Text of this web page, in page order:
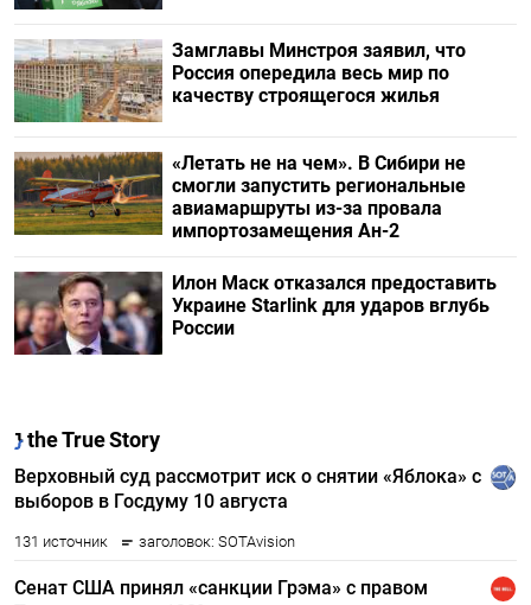
Замглавы Минстроя заявил, что
Россия опередила весь мир по
качеству строящегося жилья
«Летать не на чем». В Сибири не
смогли запустить региональные
авиамаршруты из-за провала
импортозамещения Ан-2
Илон Маск отказался предоставить
Украине Starlink для ударов вглубь
России